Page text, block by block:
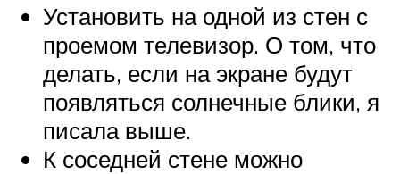
Установить на одной из стен с
проемом телевизор. О том, что
делать, если на экране будут
появляться солнечные блики, я
писала выше.
К соседней стене можно